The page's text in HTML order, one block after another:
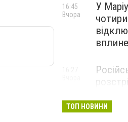
У
16:45
Вчора
ТОП НОВИНИ